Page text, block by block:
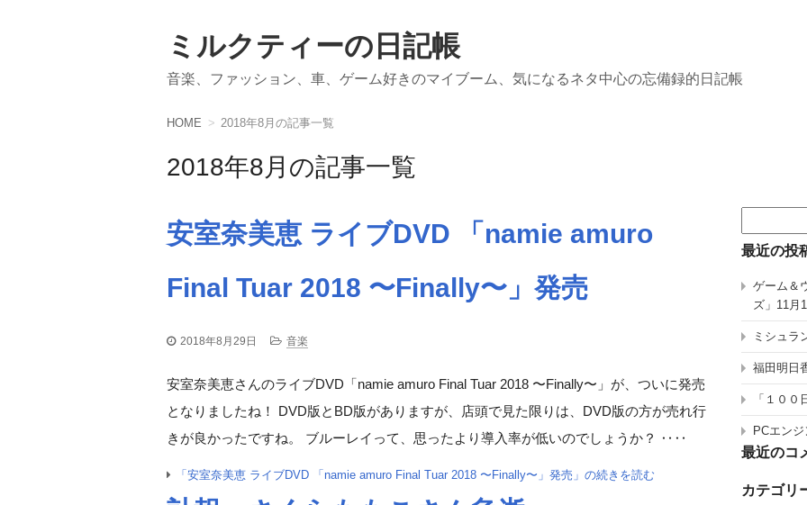
ミルクティーの日記帳
音楽、ファッション、車、ゲーム好きのマイブーム、気になるネタ中心の忘備録的日記帳
HOME 2018年8月の記事一覧
2018年8月の記事一覧
安室奈美恵 ライブDVD 「namie amuro
Final Tuar 2018 〜Finally〜」発売
2018年8月29日 音楽
安室奈美恵さんのライブDVD「namie amuro Final Tuar 2018 〜Finally〜」が、ついに発売
となりましたね！ DVD版とBD版がありますが、店頭で見た限りは、DVD版の方が売れ行
きが良かったですね。 ブルーレイって、思ったより導入率が低いのでしょうか？ ‥‥
「安室奈美恵 ライブDVD 「namie amuro Final Tuar 2018 〜Finally〜」発売」の続きを読む
索:
最近の投
ゲーム＆
ズ」11月
ミシュラ
福田明日
「１０
PCエン
最近のコ
カテゴリ